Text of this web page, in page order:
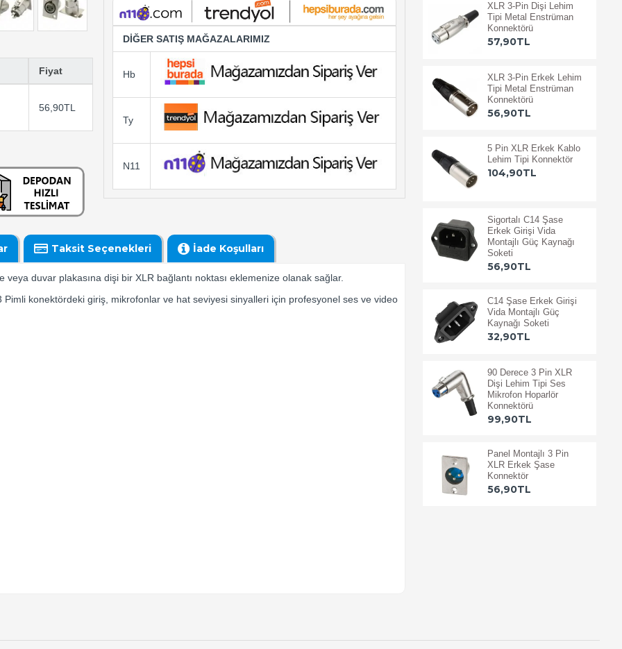
Fiyat
56,90TL
DİĞER SATIŞ MAĞAZALARIMIZ
Hb
Ty
N11
Taksit Seçenekleri İade Koşulları
duvar plakasına dişi bir XLR bağlantı noktası eklemenize olanak sağlar.
Pimli konektördeki giriş, mikrofonlar ve hat seviyesi sinyalleri için profesyonel ses ve video
XLR 3-Pin Dişi Lehim
Tipi Metal Enstrüman
Konnektörü
57,90TL
XLR 3-Pin Erkek Lehim
Tipi Metal Enstrüman
Konnektörü
56,90TL
5 Pin XLR Erkek Kablo
Lehim Tipi Konnektör
104,90TL
Sigortalı C14 Şase
Erkek Girişi Vida
Montajlı Güç Kaynağı
Soketi
56,90TL
C14 Şase Erkek Girişi
Vida Montajlı Güç
Kaynağı Soketi
32,90TL
90 Derece 3 Pin XLR
Dişi Lehim Tipi Ses
Mikrofon Hoparlör
Konnektörü
99,90TL
Panel Montajlı 3 Pin
XLR Erkek Şase
Konnektör
56,90TL